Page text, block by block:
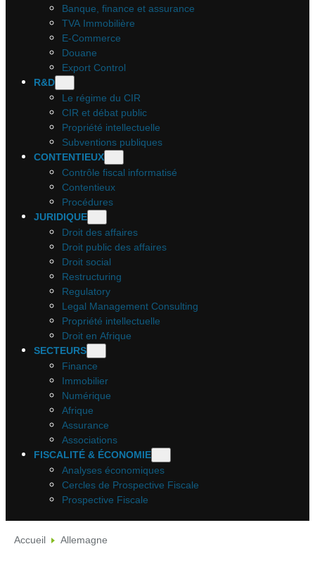
Banque, finance et assurance
TVA Immobilière
E-Commerce
Douane
Export Control
R&D
Le régime du CIR
CIR et débat public
Propriété intellectuelle
Subventions publiques
CONTENTIEUX
Contrôle fiscal informatisé
Contentieux
Procédures
JURIDIQUE
Droit des affaires
Droit public des affaires
Droit social
Restructuring
Regulatory
Legal Management Consulting
Propriété intellectuelle
Droit en Afrique
SECTEURS
Finance
Immobilier
Numérique
Afrique
Assurance
Associations
FISCALITÉ & ÉCONOMIE
Analyses économiques
Cercles de Prospective Fiscale
Prospective Fiscale
Accueil Allemagne